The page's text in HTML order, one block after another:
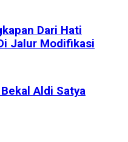
Dari Hati
Jalur Modifikasi
Aldi Satya